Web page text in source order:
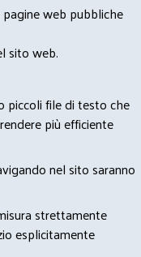
web pubbliche
sito web.
piccoli file di testo che
più efficiente
nel sito saranno
strettamente
esplicitamente